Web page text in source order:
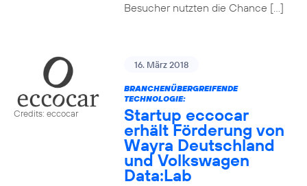
Besucher nutzten die Chance […]
Credits: eccocar
16. März 2018
BRANCHENÜBERGREIFENDE
TECHNOLOGIE:
Startup eccocar
erhält Förderung von
Wayra Deutschland
und Volkswagen
Data:Lab